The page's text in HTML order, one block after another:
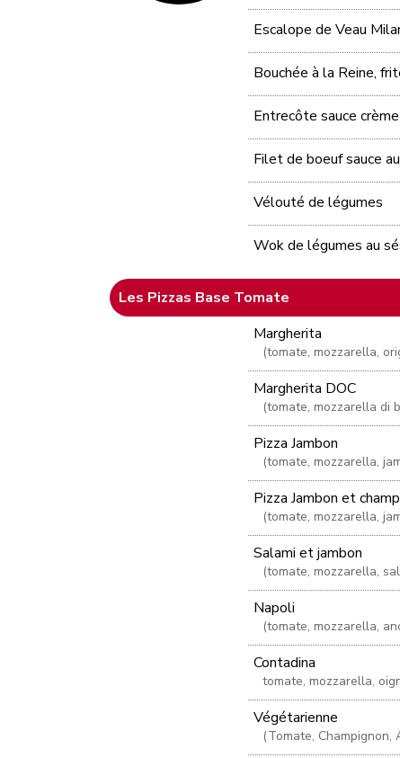
Escalope de Veau
Bouchée à la Reine,
Entrecôte sauce
Filet de boeuf sauce
Vélouté de légumes
Wok de légumes au
Les Pizzas Base Tomate
Margherita
(tomate, mozzarella,
Margherita DOC
(tomate, mozzarella di
Pizza Jambon
(tomate, mozzarella,
Pizza Jambon et
(tomate, mozzarella,
Salami et jambon
(tomate, mozzarella,
Napoli
(tomate, mozzarella,
Contadina
tomate, mozzarella,
Végétarienne
(Tomate, Champignon,